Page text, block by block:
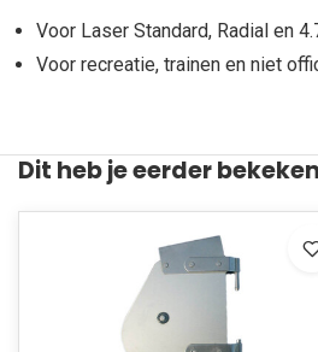
Voor Laser Standard, Radial en
Voor recreatie, trainen en niet
Dit heb je eerder bekeken